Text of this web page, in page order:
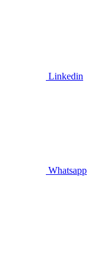
Linkedin
Whatsapp